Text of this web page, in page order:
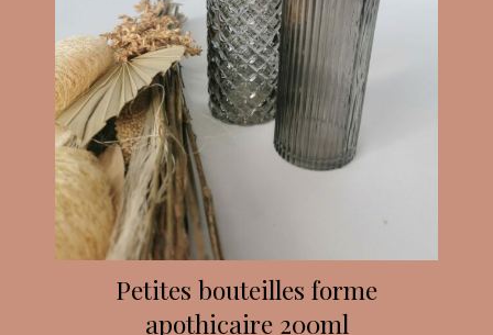
Petites bouteilles forme
apothicaire 200ml